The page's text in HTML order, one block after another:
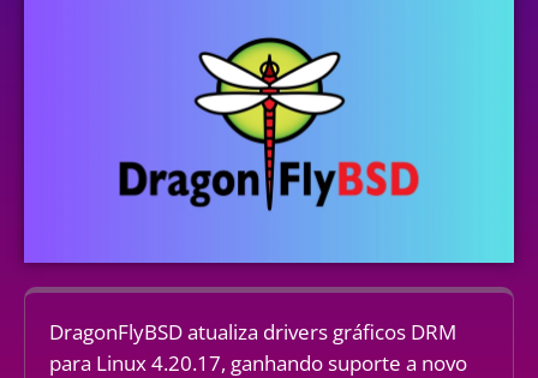
DragonFlyBSD atualiza drivers gráficos DRM
para Linux 4.20.17, ganhando suporte a novo